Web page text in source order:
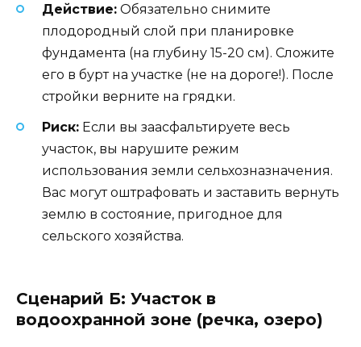
Действие: Обязательно снимите
плодородный слой при планировке
фундамента (на глубину 15-20 см). Сложите
его в бурт на участке (не на дороге!). После
стройки верните на грядки.
Риск: Если вы заасфальтируете весь
участок, вы нарушите режим
использования земли сельхозназначения.
Вас могут оштрафовать и заставить вернуть
землю в состояние, пригодное для
сельского хозяйства.
Сценарий Б: Участок в
водоохранной зоне (речка, озеро)